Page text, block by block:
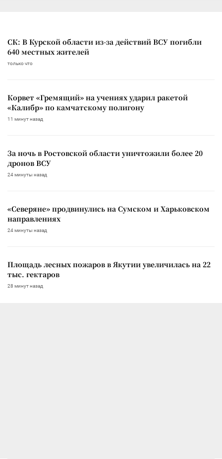
СК: В Курской области из-за действий ВСУ погибли
640 местных жителей
только что
Корвет «Гремящий» на учениях ударил ракетой
«Калибр» по камчатскому полигону
11 минут назад
За ночь в Ростовской области уничтожили более 20
дронов ВСУ
24 минуты назад
«Северяне» продвинулись на Сумском и Харьковском
направлениях
24 минуты назад
Площадь лесных пожаров в Якутии увеличилась на 22
тыс. гектаров
28 минут назад